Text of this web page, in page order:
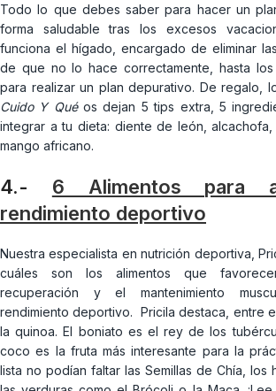
Todo lo que debes saber para hacer un
forma saludable tras los excesos
funciona el hígado, encargado de eliminar
de que no lo hace correctamente, hasta
para realizar un plan depurativo. De regalo,
Cuido Y Quéos dejan 5 tips extra, 5
integrar a tu dieta: diente de león,
mango africano.
4.- 6 Alimentos para
rendimiento deportivo
Nuestra especialista en nutrición deportiva,
cuáles son los alimentos que
recuperación y el mantenimiento
rendimiento deportivo. Pricila destaca, entre
la quinoa. El boniato es el rey de los
coco es la fruta más interesante para la
lista no podían faltar las Semillas de Chía,